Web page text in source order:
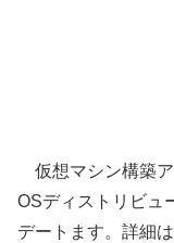
仮想マシン構築ア
OSディストリビュ
デートます。詳細は